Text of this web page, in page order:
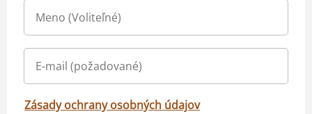
Zásady ochrany osobných údajov